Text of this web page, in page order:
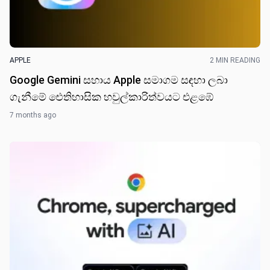
APPLE 2 MIN READING
Google Gemini සහාය Apple සමාගම සඳහා ලබා
ගැනීමේ ඓතිහාසික හවුල්කාරිත්වයට එළඹේ
7 months ago